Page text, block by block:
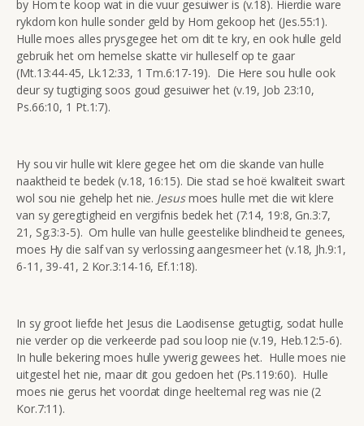
by Hom te koop wat in die vuur gesuiwer is (v.18). Hierdie ware
rykdom kon hulle sonder geld by Hom gekoop het (Jes.55:1).
Hulle moes alles prysgegee het om dit te kry, en ook hulle geld
gebruik het om hemelse skatte vir hulleself op te gaar
(Mt.13:44-45, Lk.12:33, 1 Tm.6:17-19). Die Here sou hulle ook
deur sy tugtiging soos goud gesuiwer het (v.19, Job 23:10,
Ps.66:10, 1 Pt.1:7).
Hy sou vir hulle wit klere gegee het om die skande van hulle
naaktheid te bedek (v.18, 16:15). Die stad se hoë kwaliteit swart
wol sou nie gehelp het nie. Jesusmoes hulle met die wit klere
van sy geregtigheid en vergifnis bedek het (7:14, 19:8, Gn.3:7,
21, Sg.3:3-5). Om hulle van hulle geestelike blindheid te genees,
moes Hy die salf van sy verlossing aangesmeer het (v.18, Jh.9:1,
6-11, 39-41, 2 Kor.3:14-16, Ef.1:18).
In sy groot liefde het Jesus die Laodisense getugtig, sodat hulle
nie verder op die verkeerde pad sou loop nie (v.19, Heb.12:5-6).
In hulle bekering moes hulle ywerig gewees het. Hulle moes nie
uitgestel het nie, maar dit gou gedoen het (Ps.119:60). Hulle
moes nie gerus het voordat dinge heeltemal reg was nie (2
Kor.7:11).